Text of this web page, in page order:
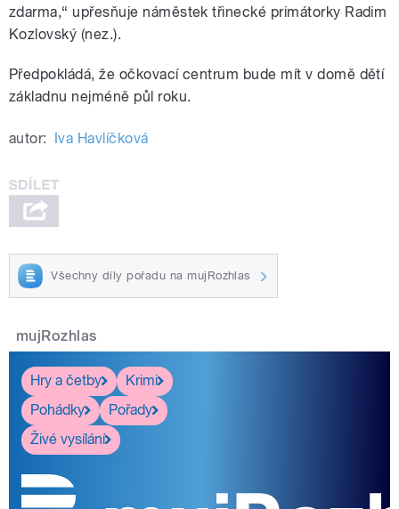
zdarma,“ upřesňuje náměstek třinecké primátorky Radim
Kozlovský (nez.).
Předpokládá, že očkovací centrum bude mít v domě dětí
základnu nejméně půl roku.
autor: Iva Havlíčková
Všechny díly pořadu na mujRozhlas
mujRozhlas
Hry a četby
Krimi
Pohádky
Pořady
Živé vysílání